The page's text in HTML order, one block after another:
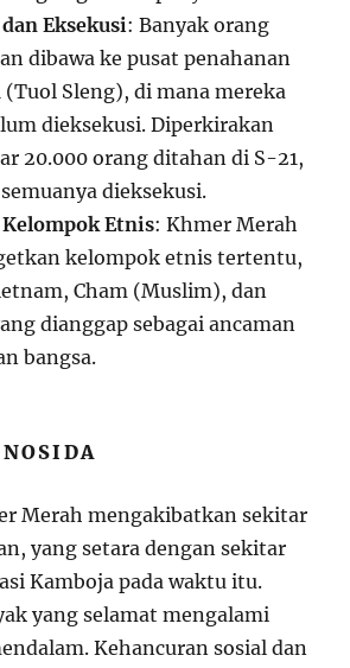
Eksekusi: Banyak orang
dibawa ke pusat penahanan
(Tuol Sleng), di mana mereka
dieksekusi. Diperkirakan
20.000 orang ditahan di S-21,
dieksekusi.
Etnis: Khmer Merah
kelompok etnis tertentu,
Cham (Muslim), dan
dianggap sebagai ancaman
bangsa.
Merah mengakibatkan sekitar
yang setara dengan sekitar
Kamboja pada waktu itu.
yang selamat mengalami
Kehancuran sosial dan